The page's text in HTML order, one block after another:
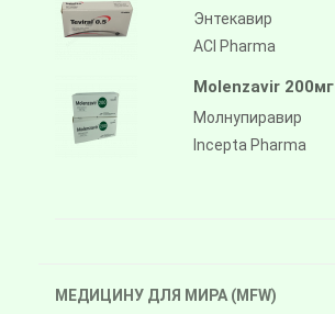
Энтекавир
ACI Pharma
Molenzavir 200мг
Молнупиравир
Incepta Pharma
МЕДИЦИНУ ДЛЯ МИРА (MFW)